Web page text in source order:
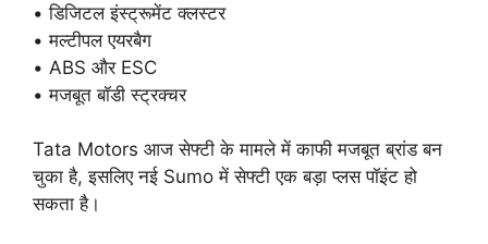
• डिजिटल इंस्ट्रूमेंट क्लस्टर
• मल्टीपल एयरबैग
• ABS और ESC
• मजबूत बॉडी स्ट्रक्चर
Tata Motors आज सेफ्टी के मामले में काफी मजबूत ब्रांड बन
चुका है, इसलिए नई Sumo में सेफ्टी एक बड़ा प्लस पॉइंट हो
सकता है।